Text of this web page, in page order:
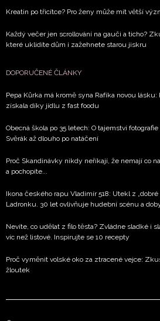
Kreatin po třicítce? Pro ženy může mít větší
Každý večer jen scrollování na gauči a ticho?
které uklidíte dům i zažehnete starou jiskru
DOPORUČENÉ ČLÁNKY
Pepa Kůrka má kromě syna Rafíka novou
získala díky jídlu z fast foodu
Obecná škola po 35 letech: O tajemství
Svěrák až dlouho po natáčení
Proč Skandinávky nikdy neříkají, že nemají co
a pochopíte...
Ikona českého rapu Vladimír 518: Utekl z
Ladronku. 30 let ovlivňuje hudební scénu a
Nevíte, co udělat z filo těsta? Zvládne sladké i
víc než listové. Inspirujte se 10 recepty
Proč vyměnit volské oko za ztracené vejce:
žloutek